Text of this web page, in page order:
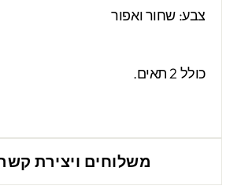
צבע: שחור ואפור
כולל 2 תאים.
משלוחים ויצירת קשר